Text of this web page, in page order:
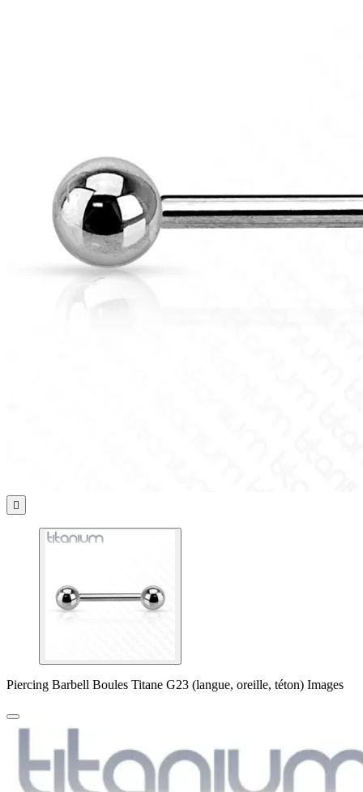

Piercing Barbell Boules Titane G23 (langue, oreille, téton) Images